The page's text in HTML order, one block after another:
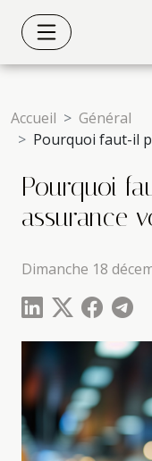
Accueil
Général
Pourquoi faut-il
Pourquoi
assurance
Dimanche 18